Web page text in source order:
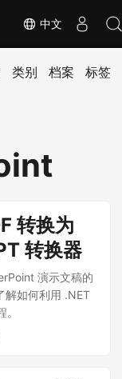
中文
类别 档案 标签
转换为
转换器
演示文稿的
解如何利用 .NET